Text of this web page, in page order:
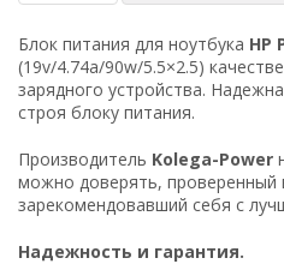
Блок питания для ноутбука HP
(19v/4.74a/90w/5.5×2.5)
зарядного устройства.
строя блоку питания.
Производитель Kolega-Power
можно доверять, проверенный
зарекомендовавший себя с
Надежность и гарантия.